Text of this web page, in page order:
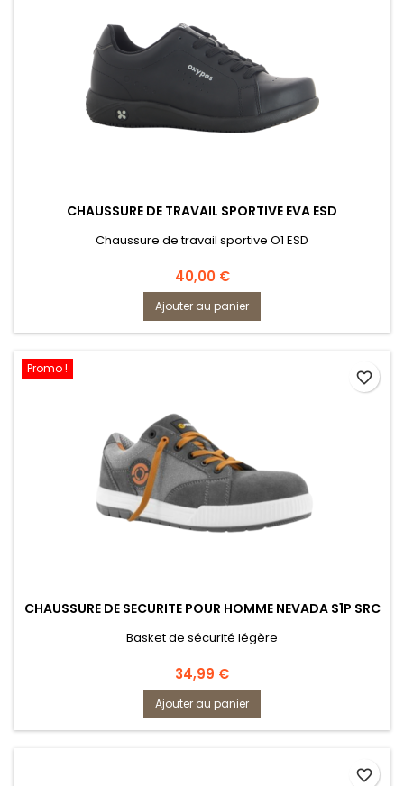
CHAUSSURE DE TRAVAIL SPORTIVE EVA ESD
Chaussure de travail sportive O1 ESD
Prix
40,00 €
Ajouter au panier
Promo !
CHAUSSURE DE SECURITE POUR HOMME NEVADA S1P SRC
Basket de sécurité légère
Prix
34,99 €
Ajouter au panier
favorite_border
favorite_border